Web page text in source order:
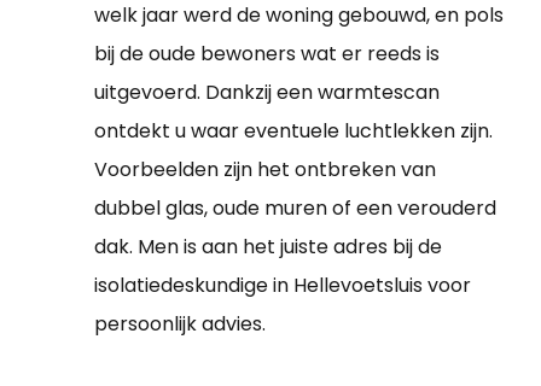
welk jaar werd de woning gebouwd, en pols
bij de oude bewoners wat er reeds is
uitgevoerd. Dankzij een warmtescan
ontdekt u waar eventuele luchtlekken zijn.
Voorbeelden zijn het ontbreken van
dubbel glas, oude muren of een verouderd
dak. Men is aan het juiste adres bij de
isolatiedeskundige in Hellevoetsluis voor
persoonlijk advies.